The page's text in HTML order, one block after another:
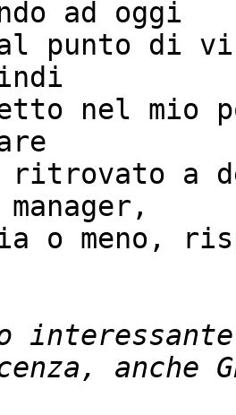
ad oggi
di
nel
a
o meno,